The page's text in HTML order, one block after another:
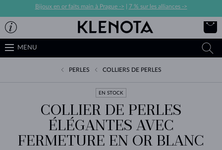
Bijoux en or faits main à Prague -> 7 % sur les alliances ->
MENU
PERLES COLLIERS DE PERLES
EN STOCK
COLLIER DE PERLES
ÉLÉGANTES AVEC
FERMETURE EN OR BLANC